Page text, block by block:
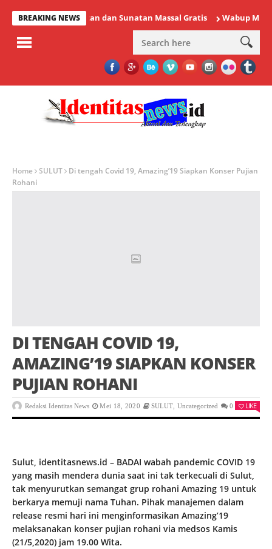
BREAKING NEWS
Kesehatan dan Sunatan Massal Gratis Wabup Minahasa
Home SULUT
Di tengah Covid 19, Amazing’19 Siapkan Konser Pujian
Rohani
DI TENGAH COVID 19,
AMAZING’19 SIAPKAN KONSER
PUJIAN ROHANI
Redaksi Identitas News Mei 18, 2020 SULUT Uncategorized 0 LIKE
Sulut, identitasnews.id – BADAI wabah pandemic COVID 19
yang masih mendera dunia saat ini tak terkecuali di Sulut,
tak menyurutkan semangat grup rohani Amazing 19 untuk
berkarya memuji nama Tuhan. Pihak manajemen dalam
release resmi hari ini menginformasikan Amazing’19
melaksanakan konser pujian rohani via medsos Kamis
(21/5,2020) jam 19.00 Wita.